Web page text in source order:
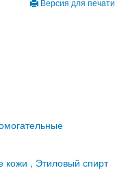
Версия для печати
, Этиловый спирт